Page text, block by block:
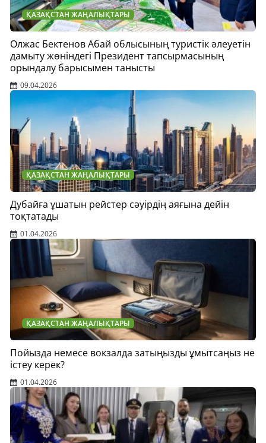
ҚАЗАҚСТАН ЖАҢАЛЫҚТАРЫ
Олжас Бектенов Абай облысының туристік әлеуетін
дамыту жөніндегі Президент тапсырмасының
орындалу барысымен танысты
09.04.2026
ҚАЗАҚСТАН ЖАҢАЛЫҚТАРЫ
Дубайға ұшатын рейстер сәуірдің аяғына дейін
тоқтатады
01.04.2026
ҚАЗАҚСТАН ЖАҢАЛЫҚТАРЫ
Пойызда немесе вокзалда затыңызды ұмытсаңыз не
істеу керек?
01.04.2026